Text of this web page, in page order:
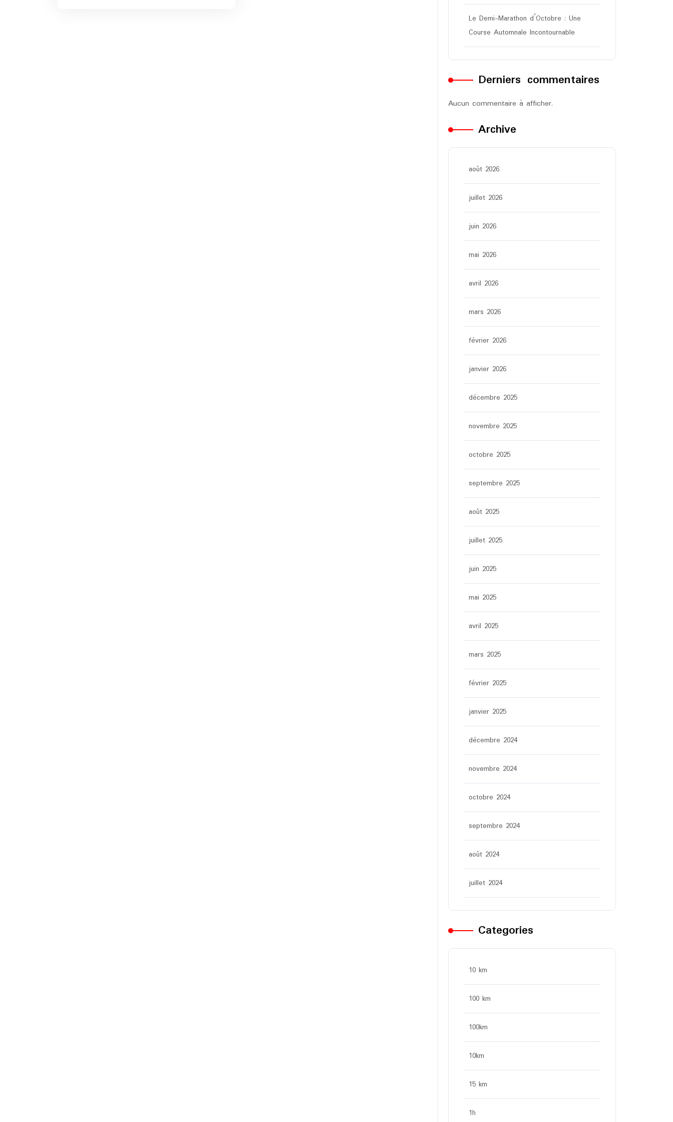
Le Demi-Marathon d’Octobre : Une
Course Automnale Incontournable
Derniers commentaires
Aucun commentaire à afficher.
Archive
août 2026
juillet 2026
juin 2026
mai 2026
avril 2026
mars 2026
février 2026
janvier 2026
décembre 2025
novembre 2025
octobre 2025
septembre 2025
août 2025
juillet 2025
juin 2025
mai 2025
avril 2025
mars 2025
février 2025
janvier 2025
décembre 2024
novembre 2024
octobre 2024
septembre 2024
août 2024
juillet 2024
Categories
10 km
100 km
100km
10km
15 km
1h